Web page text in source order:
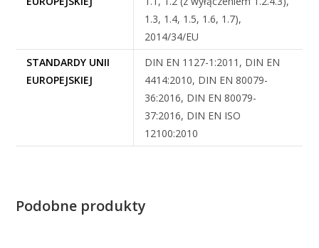
1.3, 1.4, 1.5, 1.6, 1.7),
2014/34/EU
STANDARDY UNII
EUROPEJSKIEJ
DIN EN 1127-1:2011, DIN EN
4414:2010, DIN EN 80079-
36:2016, DIN EN 80079-
37:2016, DIN EN ISO
12100:2010
Podobne produkty